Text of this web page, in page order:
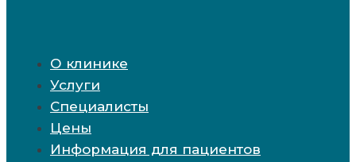
О клинике
Услуги
Специалисты
Цены
Информация для пациентов